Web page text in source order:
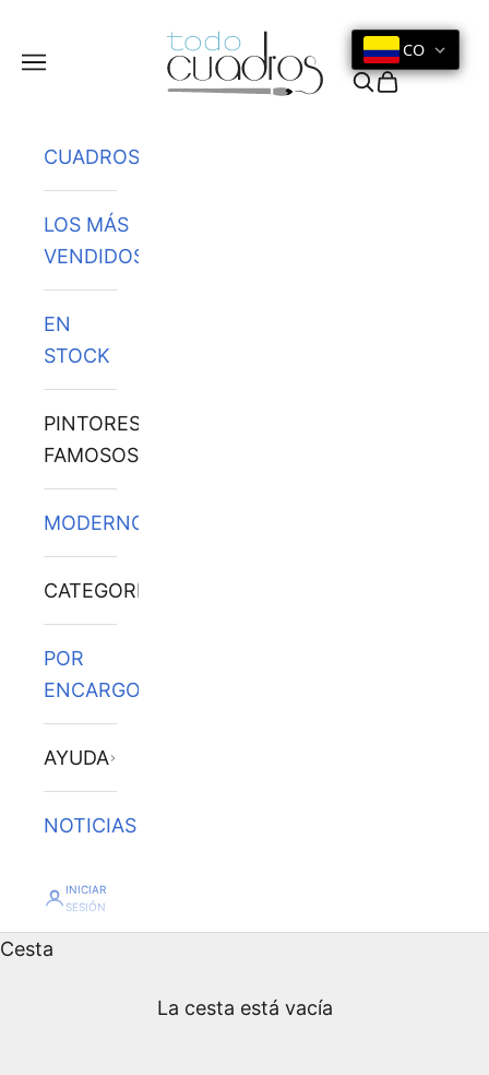
Menú
CO
Buscar
Cesta
CUADROS
LOS MÁS
VENDIDOS
EN
STOCK
PINTORES
FAMOSOS
MODERNOS
CATEGORÍAS
POR
ENCARGO
AYUDA
NOTICIAS
INICIAR
SESIÓN
Cesta
La cesta está vacía